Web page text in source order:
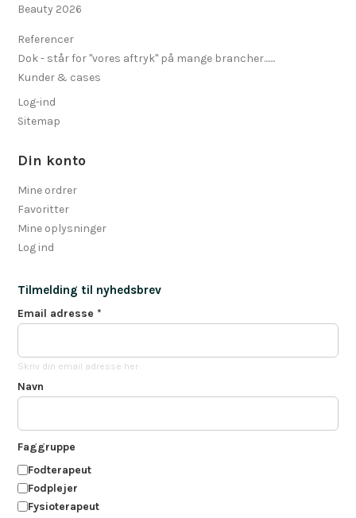
Beauty 2026
Referencer
Dok - står for "vores aftryk" på mange brancher.......
Kunder & cases
Log-ind
Sitemap
Din konto
Mine ordrer
Favoritter
Mine oplysninger
Log ind
Tilmelding til nyhedsbrev
Email adresse*
Skriv din email adresse her
Navn
Faggruppe
Fodterapeut
Fodplejer
Fysioterapeut